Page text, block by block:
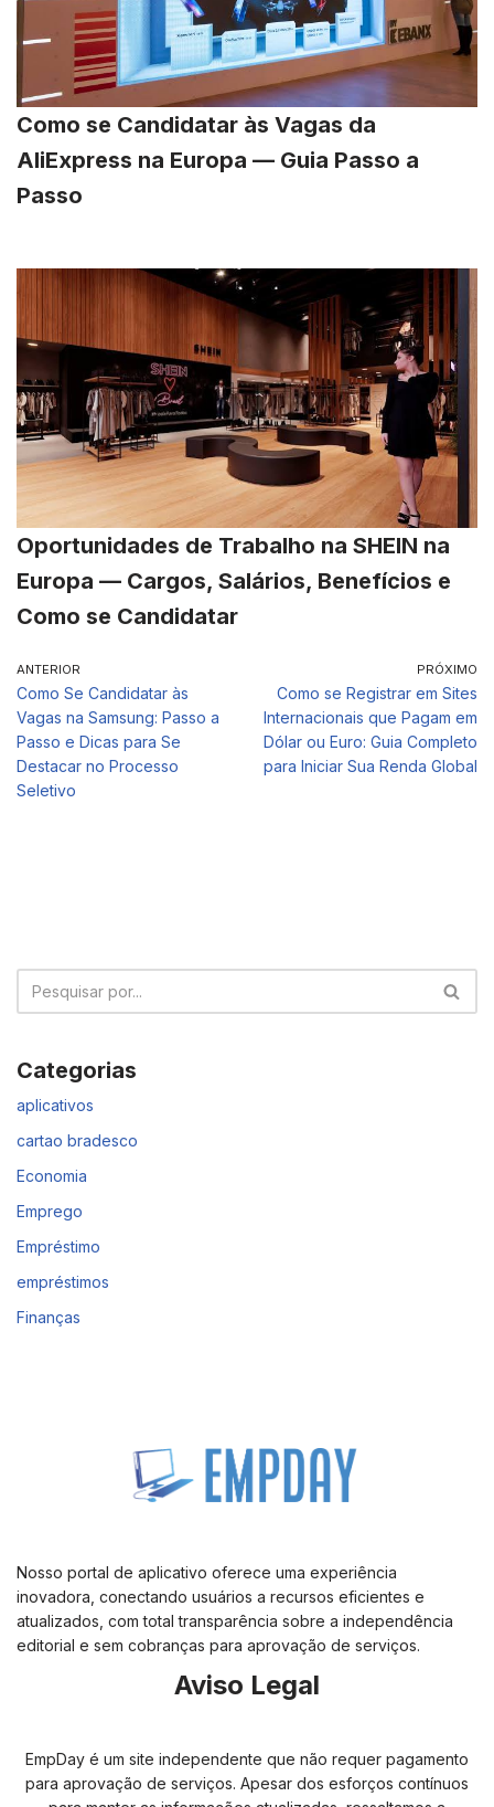
Como se Candidatar às Vagas da
AliExpress na Europa — Guia Passo a
Passo
Oportunidades de Trabalho na SHEIN na
Europa — Cargos, Salários, Benefícios e
Como se Candidatar
ANTERIOR
Como Se Candidatar às
Vagas na Samsung: Passo a
Passo e Dicas para Se
Destacar no Processo
Seletivo
PRÓXIMO
Como se Registrar em Sites
Internacionais que Pagam em
Dólar ou Euro: Guia Completo
para Iniciar Sua Renda Global
Categorias
aplicativos
cartao bradesco
Economia
Emprego
Empréstimo
empréstimos
Finanças
Nosso portal de aplicativo oferece uma experiência
inovadora, conectando usuários a recursos eficientes e
atualizados, com total transparência sobre a independência
editorial e sem cobranças para aprovação de serviços.
Aviso Legal
EmpDay é um site independente que não requer pagamento
para aprovação de serviços. Apesar dos esforços contínuos